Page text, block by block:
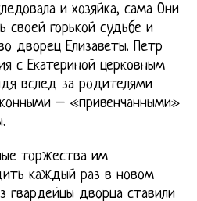
и хозяйка, сама Они
своей горькой судьбе и
дворец Елизаветы. Петр
с Екатериной церковным
вслед за родителями
– «привенчанными»
торжества им
каждый раз в новом
гвардейцы дворца ставили